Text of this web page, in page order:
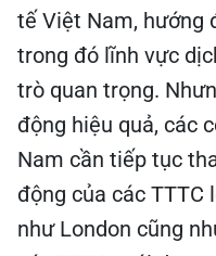
tế Việt Nam, hướng
trong đó lĩnh vực
trò quan trọng.
động hiệu quả, các
Nam cần tiếp tục
động của các TTTC
như London cũng